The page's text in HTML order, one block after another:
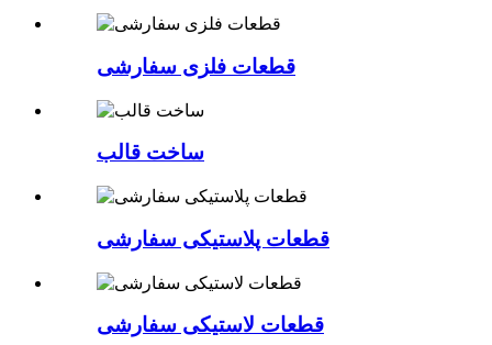
قطعات فلزی سفارشی
ساخت قالب
قطعات پلاستیکی سفارشی
قطعات لاستیکی سفارشی